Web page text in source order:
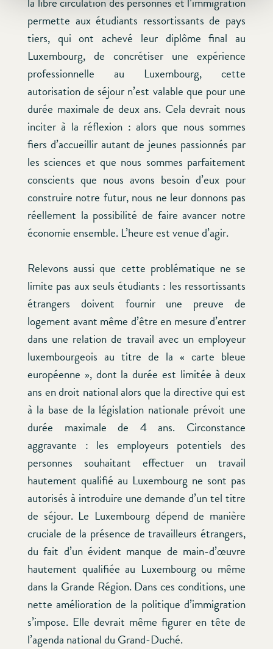
permette aux étudiants ressortissants de pays
tiers, qui ont achevé leur diplôme final au
Luxembourg, de concrétiser une expérience
professionnelle au Luxembourg, cette
autorisation de séjour n’est valable que pour une
durée maximale de deux ans. Cela devrait nous
inciter à la réflexion : alors que nous sommes
fiers d’accueillir autant de jeunes passionnés par
les sciences et que nous sommes parfaitement
conscients que nous avons besoin d’eux pour
construire notre futur, nous ne leur donnons pas
réellement la possibilité de faire avancer notre
économie ensemble. L’heure est venue d’agir.
Relevons aussi que cette problématique ne se
limite pas aux seuls étudiants : les ressortissants
étrangers doivent fournir une preuve de
logement avant même d’être en mesure d’entrer
dans une relation de travail avec un employeur
luxembourgeois au titre de la « carte bleue
européenne », dont la durée est limitée à deux
ans en droit national alors que la directive qui est
à la base de la législation nationale prévoit une
durée maximale de 4 ans. Circonstance
aggravante : les employeurs potentiels des
personnes souhaitant effectuer un travail
hautement qualifié au Luxembourg ne sont pas
autorisés à introduire une demande d’un tel titre
de séjour. Le Luxembourg dépend de manière
cruciale de la présence de travailleurs étrangers,
du fait d’un évident manque de main-d’œuvre
hautement qualifiée au Luxembourg ou même
dans la Grande Région. Dans ces conditions, une
nette amélioration de la politique d’immigration
s’impose. Elle devrait même figurer en tête de
l’agenda national du Grand-Duché.